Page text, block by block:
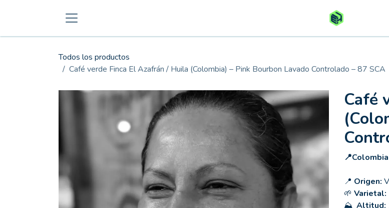
Todos los productos
Café verde Finca El Azafrán / Huila (Colombia) – Pink Bourbon Lavado Controlado – 87 SCA
Café
📍 Origen:
🌱 Varietal:
⛰ Altitud: